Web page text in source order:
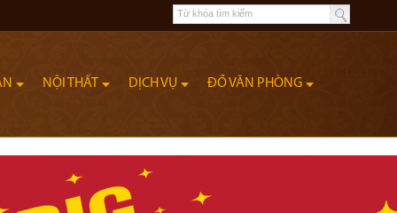
NỘI THẤT DỊCH VỤ ĐỒ VĂN PHÒNG